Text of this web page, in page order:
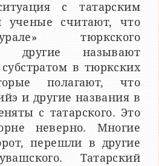
с татарским
ученые считают, что
тюркского
другие называют
в тюркских
полагают, что
и другие названия в
с татарского. Это
неверно. Многие
перешли в другие
Татарский